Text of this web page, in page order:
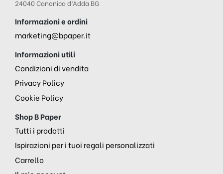
24040 Canonica d’Adda BG
Informazioni e ordini
marketing@bpaper.it
Informazioni utili
Condizioni di vendita
Privacy Policy
Cookie Policy
Shop B Paper
Tutti i prodotti
Ispirazioni per i tuoi regali personalizzati
Carrello